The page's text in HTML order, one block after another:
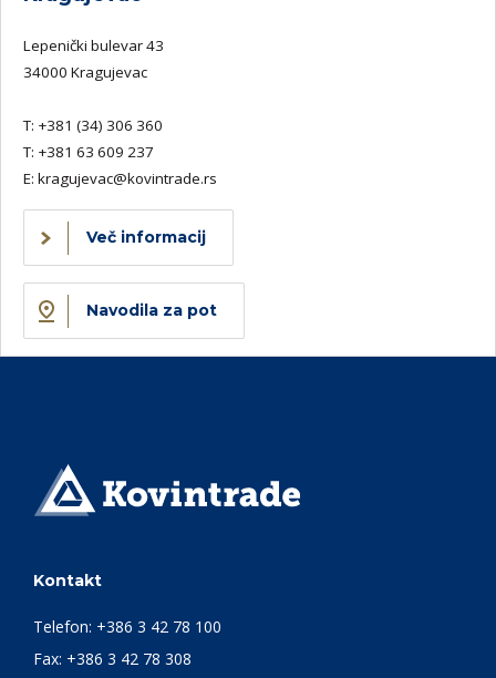
Lepenički bulevar 43
34000 Kragujevac
T: +381 (34) 306 360
T: +381 63 609 237
E: kragujevac@kovintrade.rs
Več informacij
Navodila za pot
Kontakt
Telefon: +386 3 42 78 100
Fax: +386 3 42 78 308